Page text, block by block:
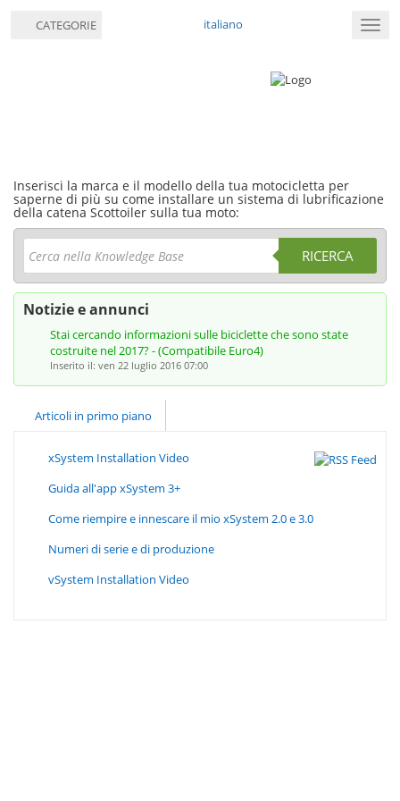
italiano
Inserisci la marca e il modello della tua motocicletta per
saperne di più su come installare un sistema di lubrificazione
della catena Scottoiler sulla tua moto:
RICERCA
Notizie e annunci
Stai cercando informazioni sulle biciclette che sono state
costruite nel 2017? - (Compatibile Euro4)
Inserito il: ven 22 luglio 2016 07:00
Articoli in primo piano
xSystem Installation Video
Guida all'app xSystem 3+
Come riempire e innescare il mio xSystem 2.0 e 3.0
Numeri di serie e di produzione
vSystem Installation Video
CATEGORIE